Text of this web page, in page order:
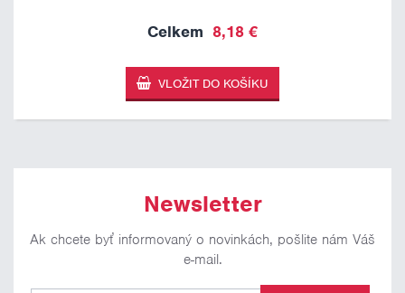
8,18 €
Newsletter
Ak chcete byť informovaný o novinkách, pošlite nám Váš
e-mail.